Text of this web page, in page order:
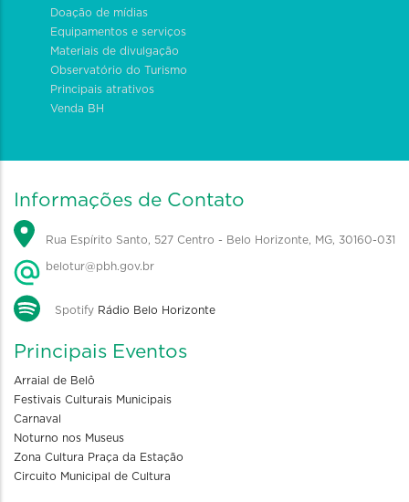
Doação de mídias
Equipamentos e serviços
Materiais de divulgação
Observatório do Turismo
Principais atrativos
Venda BH
Informações de Contato
Rua Espírito Santo, 527 Centro - Belo Horizonte, MG, 30160-031
belotur@pbh.gov.br
Spotify Rádio Belo Horizonte
Principais Eventos
Arraial de Belô
Festivais Culturais Municipais
Carnaval
Noturno nos Museus
Zona Cultura Praça da Estação
Circuito Municipal de Cultura